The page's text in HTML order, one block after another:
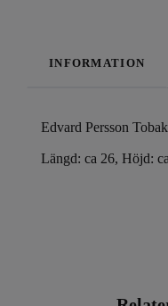
INFORMATION
Edvard Persson
Längd: ca 26, Höjd: